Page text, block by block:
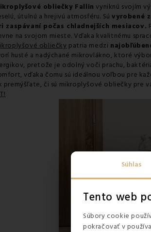
Súhlas
Tento web
Súbory cookie
pokračovať v
obliečky Fallin vyniknú svojím
útulnú a hrejivú atmosféru. Súvyrobené
zaspávaní počas chladnejších mesiacov.
na svojom mieste. Vďaka kvalitnému
obliečkypatria medzi
husté a nadýchané mikrovlákno, ktoré
pretože je odolný voči prachu,
vďaka čomu sú ideálnou voľbou pre
premýšľate, či sú mikroplyšové obliečky pre